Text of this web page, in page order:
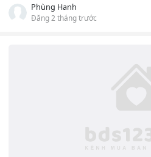
Phùng Hanh
Đăng 2 tháng trước